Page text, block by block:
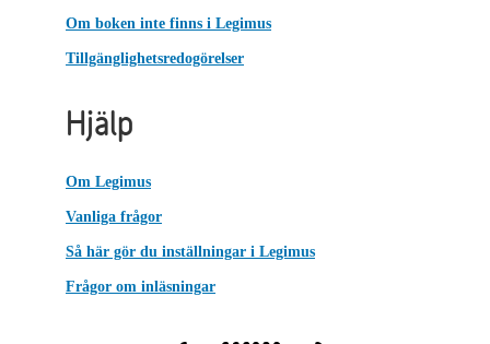
Om boken inte finns i Legimus
Tillgänglighetsredogörelser
Hjälp
Om Legimus
Vanliga frågor
Så här gör du inställningar i Legimus
Frågor om inläsningar